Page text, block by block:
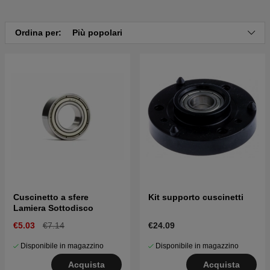
Ordina per: Più popolari
Cuscinetto a sfere
Lamiera Sottodisco
€5.03
€7.14
Disponibile in magazzino
Acquista
Kit supporto cuscinetti
€24.09
Disponibile in magazzino
Acquista